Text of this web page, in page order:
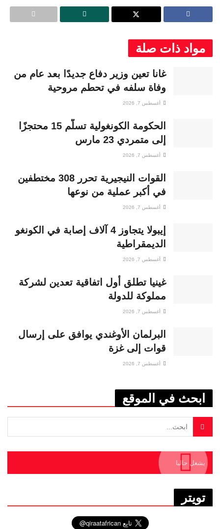
مواد ذات صلة
غانا تعين وزير دفاع جديدًا بعد عام من
وفاة سلفه في تحطم مروحية
أغسطس 7, 2026
الحكومة الكونغولية تسلّم 15 محتجزًا
إلى متمردي 23 مارس
أغسطس 7, 2026
القوات النيجيرية تحرر 308 مختطفين
في أكبر عملية من نوعها
أغسطس 7, 2026
إيبولا يتجاوز 4 آلاف إصابة في الكونغو
الديمقراطية
أغسطس 7, 2026
غينيا تطلق أول اتفاقية تعدين لشركة
مملوكة للدولة
أغسطس 7, 2026
البرلمان الأوغندي يوافق على إرسال
قوات إلى غزة
أغسطس 7, 2026
ابحث في الموقع
يشغل حاليا
تويتر